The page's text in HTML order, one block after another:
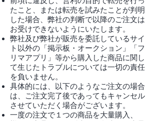
たこと、または転売を試みたことが判明
した場合、弊社の判断で以降のご注文は
お受けできないようにいたします。
弊社及び弊社が販売を委託しているサイ
ト以外の「掲示板・オークション」「フ
リマアプリ」等から購入した商品に関し
て生じたトラブルについては一切の責任
を負いません。
具体的には、以下のようなご注文の場合
は、ご注文完了後であってもキャンセル
させていただく場合がございます。
一度の注文で１つの商品を大量購入、